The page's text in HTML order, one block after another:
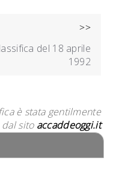
>>
del 18 aprile
1992
è stata gentilmente
sito accaddeoggi.it